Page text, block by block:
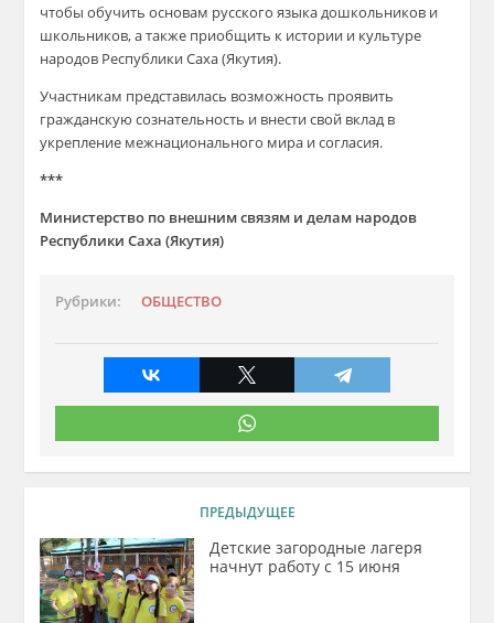
чтобы обучить основам русского языка дошкольников и
школьников, а также приобщить к истории и культуре
народов Республики Саха (Якутия).
Участникам представилась возможность проявить
гражданскую сознательность и внести свой вклад в
укрепление межнационального мира и согласия.
***
Министерство по внешним связям и делам народов
Республики Саха (Якутия)
Рубрики: ОБЩЕСТВО
ПРЕДЫДУЩЕЕ
Детские загородные лагеря
начнут работу с 15 июня